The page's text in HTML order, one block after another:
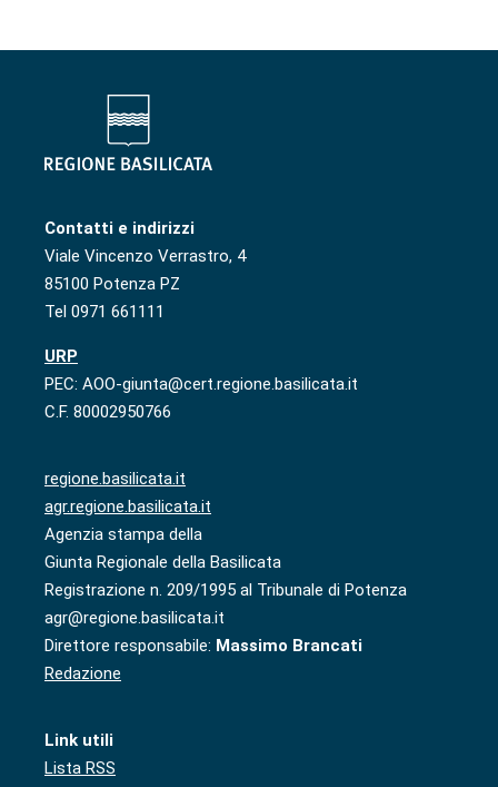
Contatti e indirizzi
Viale Vincenzo Verrastro, 4
85100 Potenza PZ
Tel 0971 661111
URP
PEC: AOO-giunta@cert.regione.basilicata.it
C.F. 80002950766
regione.basilicata.it
agr.regione.basilicata.it
Agenzia stampa della
Giunta Regionale della Basilicata
Registrazione n. 209/1995 al Tribunale di Potenza
agr@regione.basilicata.it
Direttore responsabile: Massimo Brancati
Redazione
Link utili
Lista RSS